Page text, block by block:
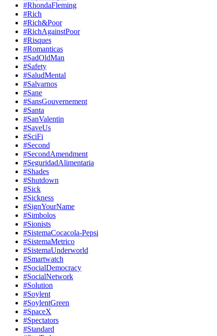
#RhondaFleming
#Rich
#Rich&Poor
#RichAgainstPoor
#Risques
#Romanticas
#SadOldMan
#Safety
#SaludMental
#Salvarnos
#Sane
#SansGouvernement
#Santa
#SanValentin
#SaveUs
#SciFi
#Second
#SecondAmendment
#SeguridadAlimentaria
#Shades
#Shutdown
#Sick
#Sickness
#SignYourName
#Simbolos
#Sionists
#SistemaCocacola-Pepsi
#SistemaMetrico
#SistemaUnderworld
#Smartwatch
#SocialDemocracy
#SocialNetwork
#Solution
#Soylent
#SoylentGreen
#SpaceX
#Spectators
#Standard